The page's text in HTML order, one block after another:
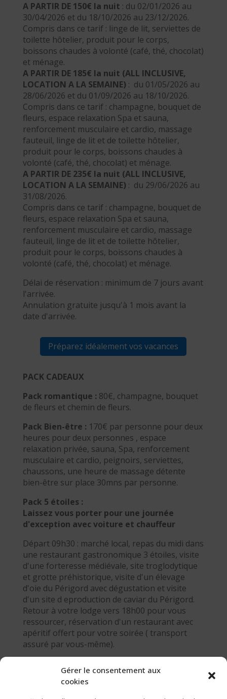
Gérer le consentement aux
cookies
A PARTIR DE 150€ la nuit : du 02/01/2026 au
30/04/2026 et du 18/10/2026 au 23/12/2026.
Compris dans ce tarif : linge de lit, serviettes de
toilette hôtelier, produit pour le corps,
boissons chaudes à volonté (café, thé, chocolat)
et ménage.
A PARTIR DE 185€ la nuit (ALL INCLUSIVE,
LOCATION A LA SEMAINE) : du 01/05/2026 au
28/06/2026 et du 01/09/2026 au 18/10/2026.
Compris dans ce tarif : champagne, bouquet de
fleurs, espace relaxation Spa et sauna,
renforcement musculaire et cardio, massage
fauteuil, linge de lit et de toilette hôtelier,
produit pour le corps, boissons chaudes à
volonté (café, thé, chocolat) et ménage.
A PARTIR DE 235€ la nuit (ALL INCLUSIVE,
LOCATION A LA SEMAINE) : du 29/06/2026 au
31/08/2026.
Compris dans ce tarif : champagne, bouquet de
fleurs, espace relaxation Spa et sauna,
renforcement musculaire et cardio, massage
fauteuil, linge de lit et de toilette hôtelier,
produit pour le corps, boissons chaudes à
volonté (café, thé, chocolat) et ménage.
Délai de réservation : minimum de 7 jours avant
l'arrivée.
Annulation gratuite jusqu'à 1 mois avant la
date d'arrivée.
Préparez idéalement vos vacances
PACK CADEAUX
Pack romantique : 80€, champagne, bouquet
de fleurs et chemin de fleurs.
Pack Bien-être : 170€ par personne pour deux
heures pour deux personnes , espace
relaxation privée, sauna, Spa, renforcement
musculaire et cardio, peignoirs, serviettes,
chaussons, une heure de massage détente
bien-être sur place 30mns par personne.
Pack 5 étoiles :
Laissez vous porter pour une journée
d'exception avec voiture et chauffeur
Départ 09h30 : marché local, repas du midi dans
une restaurant gastronomique 3 étoiles, visite
d'une forteresse médiévale, site troglodytique
et grotte préhistorique, visite d'un élevage
d'oie du Périgord avec dégustation et visite
d'un site d eproduction de caviar du Périgord.
Retour à votre lodge vers 18h00 pour vous
ressourcer, réservation d'un restaurant avec
apéritif offert pour votre soirée ( transport
assuré par vous-même).
MOINS UN MOIS A L'AVANCE